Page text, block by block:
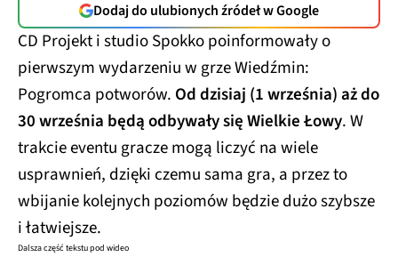
Dodaj do ulubionych źródeł w Google
CD Projekt i studio Spokko poinformowały o
pierwszym wydarzeniu w grze Wiedźmin:
Pogromca potworów. Od dzisiaj (1 września) aż do
30 września będą odbywały się Wielkie Łowy. W
trakcie eventu gracze mogą liczyć na wiele
usprawnień, dzięki czemu sama gra, a przez to
wbijanie kolejnych poziomów będzie dużo szybsze
i łatwiejsze.
Dalsza część tekstu pod wideo